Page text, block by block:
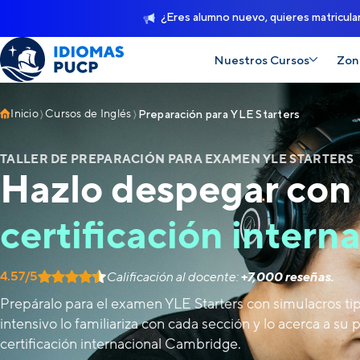
¿Eres alumno nuevo, quieres
Nuestros Cursos
Inicio Cursos de Inglés Preparación para YLE Starters
TALLER DE PREPARACIÓN PARA EXAMEN YLE STARTERS
Hazlo despegar con
certificación
4.57/5 Calificación al docente:+7,000 reseñas.
Prepáralo para el examen YLE Starters con simulacros
intensivo lo familiariza con cada sección y lo acerca a su
certificación internacional Cambridge.